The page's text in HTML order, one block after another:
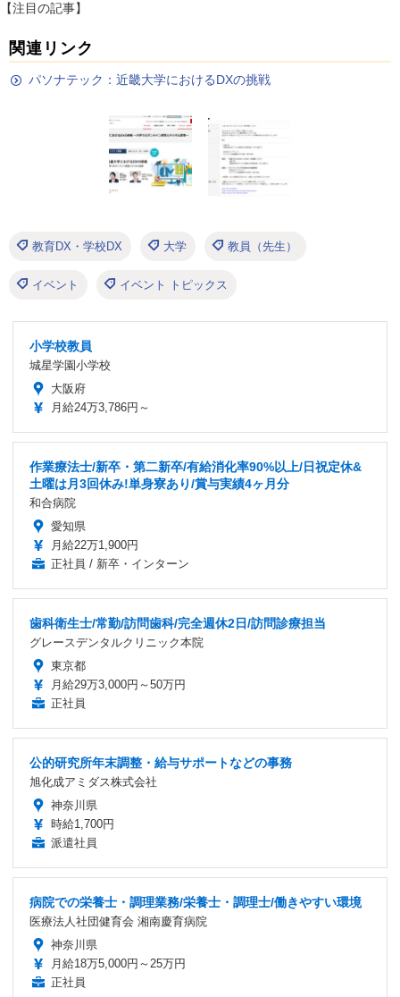
【注目の記事】
関連リンク
パソナテック：近畿大学におけるDXの挑戦
教育DX・学校DX 大学 教員（先生）
イベント イベント トピックス
小学校教員
城星学園小学校
大阪府
月給24万3,786円～
作業療法士/新卒・第二新卒/有給消化率90%以上/日祝定休&
土曜は月3回休み!単身寮あり/賞与実績4ヶ月分
和合病院
愛知県
月給22万1,900円
正社員 / 新卒・インターン
歯科衛生士/常勤/訪問歯科/完全週休2日/訪問診療担当
グレースデンタルクリニック本院
東京都
月給29万3,000円～50万円
正社員
公的研究所年末調整・給与サポートなどの事務
旭化成アミダス株式会社
神奈川県
時給1,700円
派遣社員
病院での栄養士・調理業務/栄養士・調理士/働きやすい環境
医療法人社団健育会 湘南慶育病院
神奈川県
月給18万5,000円～25万円
正社員